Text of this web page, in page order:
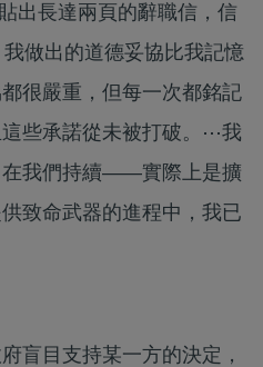
出長達兩頁的辭職信，信
做出的道德妥協比我記憶
很嚴重，但每一次都銘記
些承諾從未被打破。⋯我
在我們持續——實際上是擴
致命武器的進程中，我已
盲目支持某一方的決定，